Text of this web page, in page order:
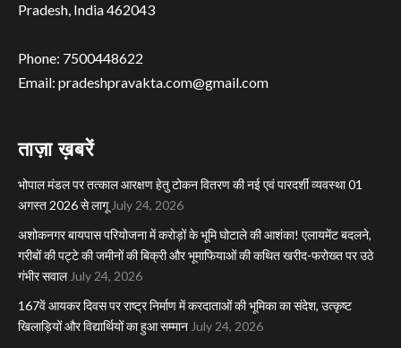
Pradesh, India 462043
Phone: 7500448622
Email: pradeshpravakta.com@gmail.com
ताज़ा ख़बरें
भोपाल मंडल पर तत्काल आरक्षण हेतु टोकन वितरण की नई एवं पारदर्शी व्यवस्था 01
अगस्त 2026 से लागू July 24, 2026
अशोकनगर बायपास परियोजना में करोड़ों के भूमि घोटाले की आशंका! एलायमेंट बदलने,
गरीबों की पट्टे की जमीनों की बिक्री और भूमाफियाओं की कथित खरीद-फरोख्त पर उठे
गंभीर सवाल July 24, 2026
167वें आयकर दिवस पर राष्ट्र निर्माण में करदाताओं की भूमिका का संदेश, उत्कृष्ट
खिलाड़ियों और विद्यार्थियों का हुआ सम्मान July 24, 2026